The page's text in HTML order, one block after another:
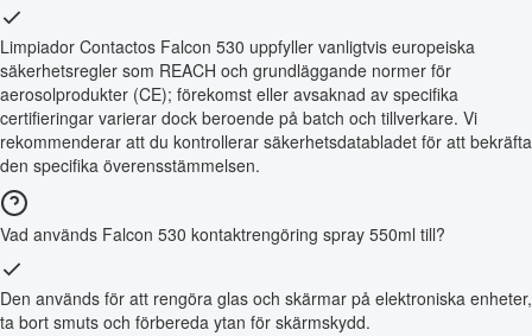
Limpiador Contactos Falcon 530 uppfyller vanligtvis europeiska
säkerhetsregler som REACH och grundläggande normer för
aerosolprodukter (CE); förekomst eller avsaknad av specifika
certifieringar varierar dock beroende på batch och tillverkare. Vi
rekommenderar att du kontrollerar säkerhetsdatabladet för att bekräfta
den specifika överensstämmelsen.
Vad används Falcon 530 kontaktrengöring spray 550ml till?
Den används för att rengöra glas och skärmar på elektroniska enheter,
ta bort smuts och förbereda ytan för skärmskydd.